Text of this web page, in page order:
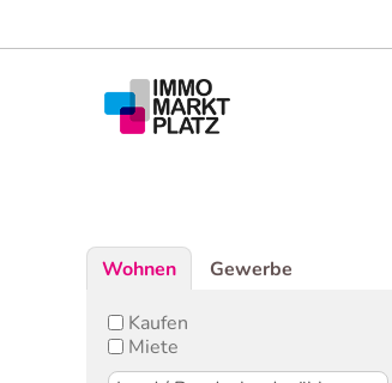
Wohnen Gewerbe
Kaufen
Miete